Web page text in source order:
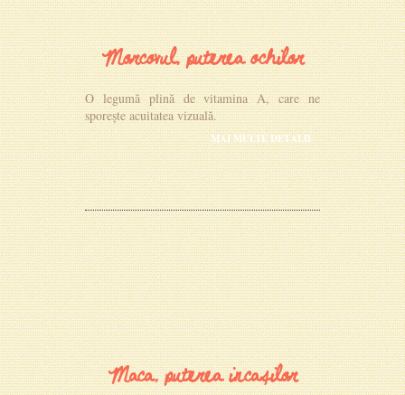
Morcovul, puterea ochilor
O legumă plină de vitamina A, care ne
sporește acuitatea vizuală.
MAI MULTE DETALII
Maca, puterea incașilor